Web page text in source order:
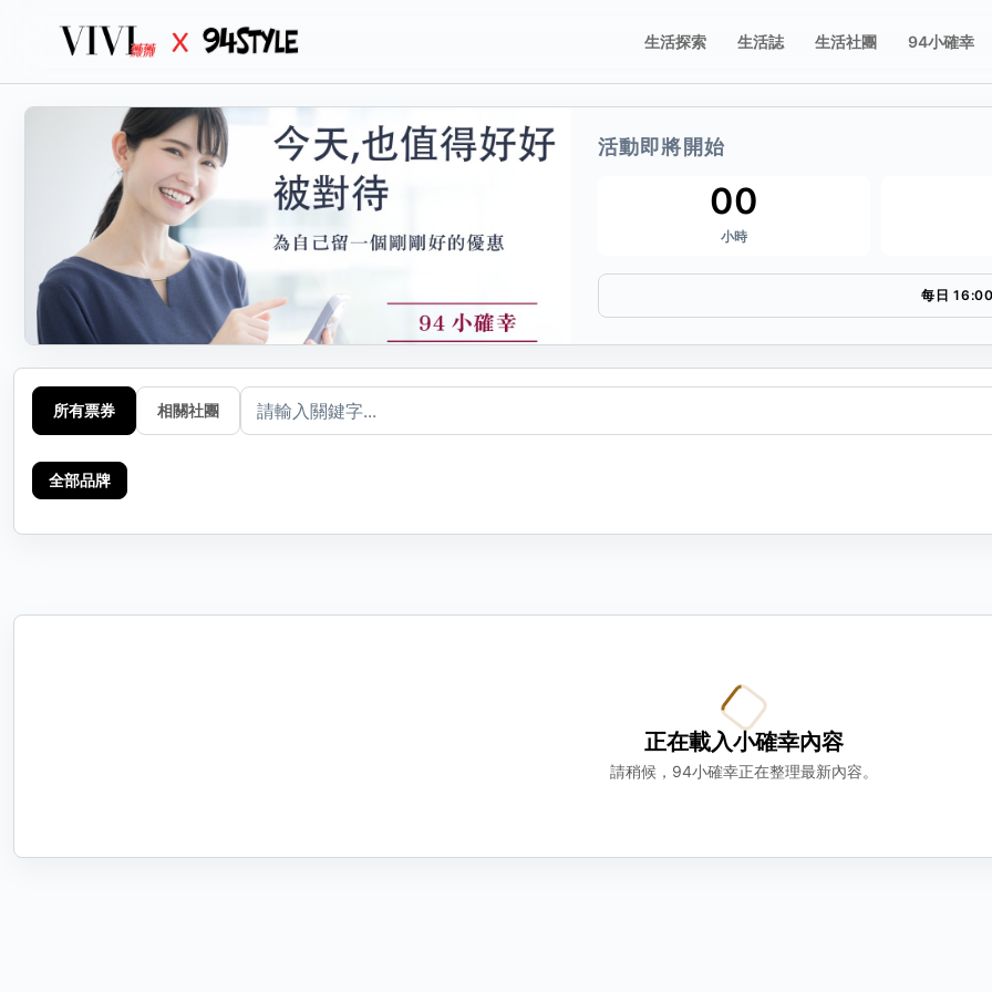
生活探索 生活誌 生活社團 94小確幸
活動即將開始
00
小時
每日
所有票券 相關社團
全部品牌
正在載入小確幸內容
請稍候，94小確幸正在整理最新內容。
生活誌
選擇要分享的平台，或複製連結。
複製